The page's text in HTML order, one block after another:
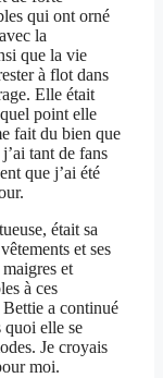
qui ont orné
la
que la vie
à flot dans
Elle était
point elle
fait du bien que
tant de fans
que j’ai été
était sa
et ses
et
à ces
a continué
quoi elle se
Je croyais
moi.